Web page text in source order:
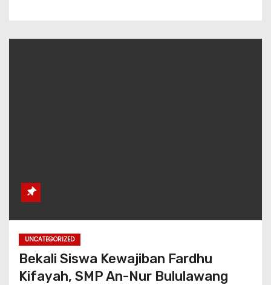
UNCATEGORIZED
Bekali Siswa Kewajiban Fardhu
Kifayah, SMP An-Nur Bululawang